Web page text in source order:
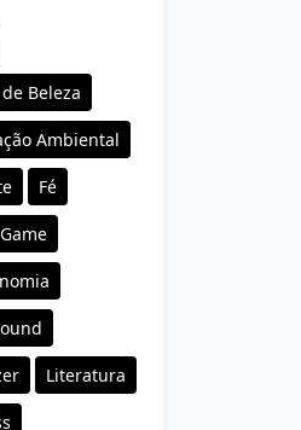
Beleza
Ambiental
Fé
Game
Literatura